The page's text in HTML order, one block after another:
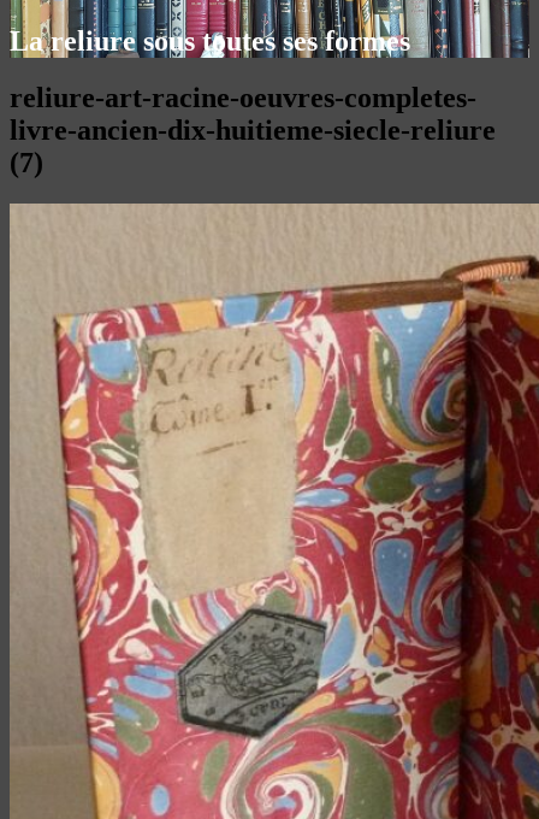
La reliure sous toutes ses formes
reliure-art-racine-oeuvres-completes-
livre-ancien-dix-huitieme-siecle-reliure
(7)